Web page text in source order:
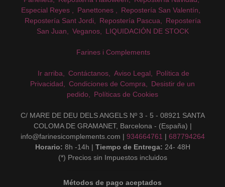
Especial Reyes
Panettones
Repostería San Valentín
Repostería Sant Jordi
Repostería Pascua
Repostería
San Juan
Veganos LIQUIDACIÓN DE STOCK
Farines i Complements
Ir arriba Contáctanos Aviso Legal
Política de
Privacidad
Condiciones de Compra
Desistir de un
pedido
Políticas de Cookies
C/ MARE DE DEU DELS ANGELS Nº 3 - 5 - 08921 SANTA
COLOMA DE GRAMANET, Barcelona - (España) |
info@farinesicomplements.com | 934664761 | 687794264
Horario: 8h -14h | Tiempo de Entrega: 24- 48H
(*) Precios sin Impuestos incluidos
Métodos de pago aceptados